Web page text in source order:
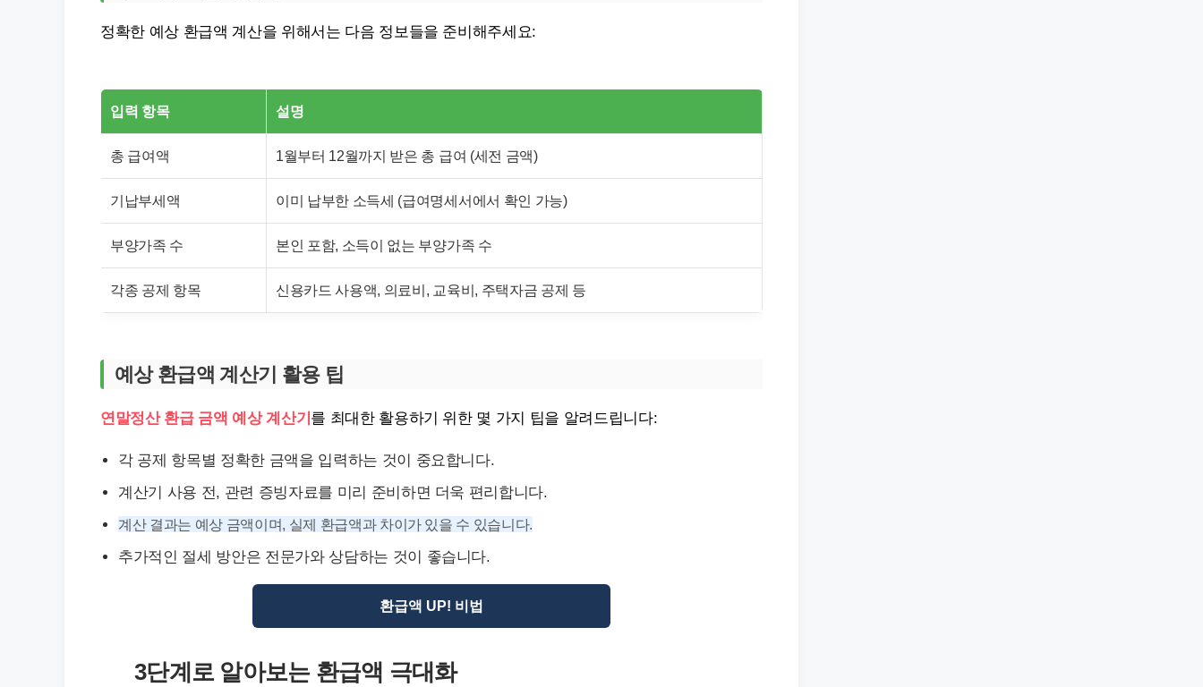
정확한 예상 환급액 계산을 위해서는 다음 정보들을 준비해주세요:
입력 항목 설명
총 급여액 1월부터 12월까지 받은 총 급여 (세전 금액)
기납부세액 이미 납부한 소득세 (급여명세서에서 확인 가능)
부양가족 수 본인 포함, 소득이 없는 부양가족 수
각종 공제 항목 신용카드 사용액, 의료비, 교육비, 주택자금 공제 등
예상 환급액 계산기 활용 팁
연말정산 환급 금액 예상 계산기 를 최대한 활용하기 위한 몇 가지 팁을 알려드립니다:
각 공제 항목별 정확한 금액을 입력하는 것이 중요합니다.
계산기 사용 전, 관련 증빙자료를 미리 준비하면 더욱 편리합니다.
계산 결과는 예상 금액이며, 실제 환급액과 차이가 있을 수 있습니다.
추가적인 절세 방안은 전문가와 상담하는 것이 좋습니다.
환급액 UP! 비법
3단계로 알아보는 환급액 극대화